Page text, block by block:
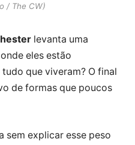
/ The CW)
levanta uma
eles estão
que viveram? O final
de formas que poucos
sem explicar esse peso